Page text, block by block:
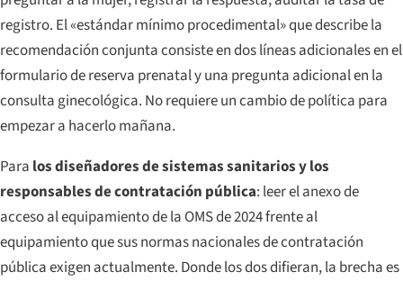
registro. El «estándar mínimo procedimental» que describe la
recomendación conjunta consiste en dos líneas adicionales en el
formulario de reserva prenatal y una pregunta adicional en la
consulta ginecológica. No requiere un cambio de política para
empezar a hacerlo mañana.
Para los diseñadores de sistemas sanitarios y los
responsables de contratación pública: leer el anexo de
acceso al equipamiento de la OMS de 2024 frente al
equipamiento que sus normas nacionales de contratación
pública exigen actualmente. Donde los dos difieran, la brecha es